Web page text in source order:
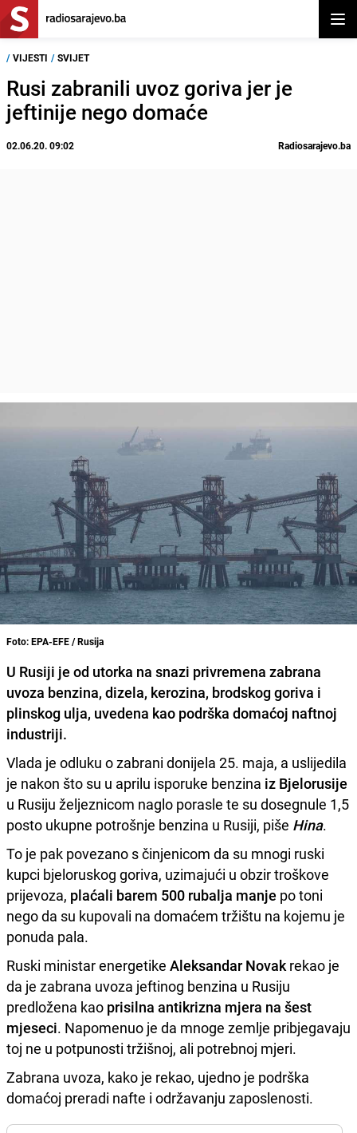
/ VIJESTI / SVIJET
Rusi zabranili uvoz goriva jer je
jeftinije nego domaće
02.06.20. 09:02 Radiosarajevo.ba
Foto: EPA-EFE / Rusija
U Rusiji je od utorka na snazi privremena zabrana
uvoza benzina, dizela, kerozina, brodskog goriva i
plinskog ulja, uvedena kao podrška domaćoj naftnoj
industriji.
Vlada je odluku o zabrani donijela 25. maja, a uslijedila
je nakon što su u aprilu isporuke benzina iz Bjelorusije
u Rusiju željeznicom naglo porasle te su dosegnule 1,5
posto ukupne potrošnje benzina u Rusiji, piše Hina.
To je pak povezano s činjenicom da su mnogi ruski
kupci bjeloruskog goriva, uzimajući u obzir troškove
prijevoza, plaćali barem 500 rubalja manje po toni
nego da su kupovali na domaćem tržištu na kojemu je
ponuda pala.
Ruski ministar energetike Aleksandar Novak rekao je
da je zabrana uvoza jeftinog benzina u Rusiju
predložena kao prisilna antikrizna mjera na šest
mjeseci. Napomenuo je da mnoge zemlje pribjegavaju
toj ne u potpunosti tržišnoj, ali potrebnoj mjeri.
Zabrana uvoza, kako je rekao, ujedno je podrška
domaćoj preradi nafte i održavanju zaposlenosti.